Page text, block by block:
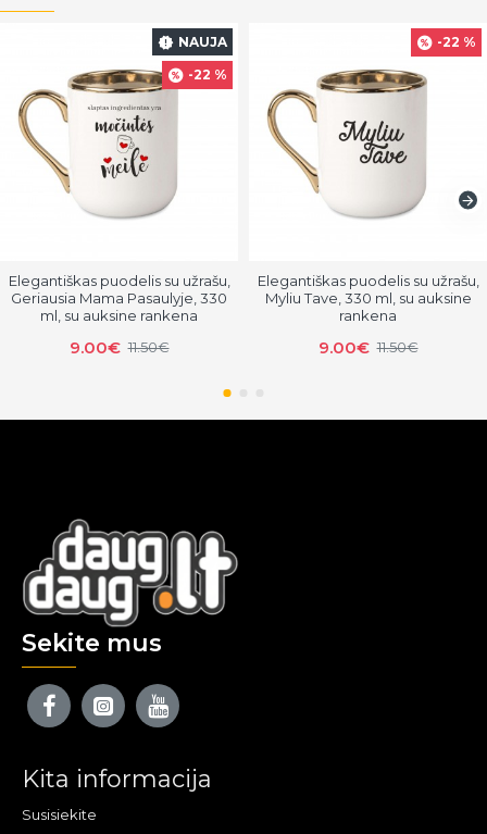
NAUJA
-22 %
Elegantiškas puodelis su užrašu,
Geriausia Mama Pasaulyje, 330
ml, su auksine rankena
9.00€ 11.50€
-22 %
Elegantiškas puodelis su užrašu,
Myliu Tave, 330 ml, su auksine
rankena
9.00€ 11.50€
Sekite mus
Kita informacija
Susisiekite